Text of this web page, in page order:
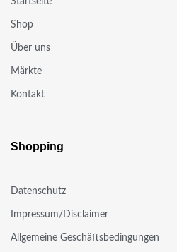
Shop
Über uns
Märkte
Kontakt
Shopping
Datenschutz
Impressum/Disclaimer
Allgemeine Geschäftsbedingungen